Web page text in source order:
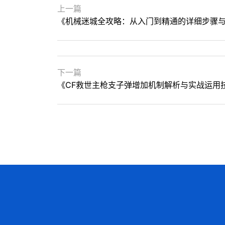
上一篇
《机械迷城全攻略：从入门到精通的详细步骤
下一篇
《CF救世主枪支子弹增加机制解析与实战运用